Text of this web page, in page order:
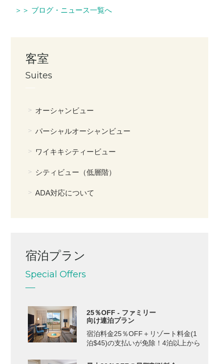
＞＞ ブログ・ニュース一覧へ
客室
Suites
オーシャンビュー
パーシャルオーシャンビュー
ワイキキシティービュー
シティビュー（低層階）
ADA対応について
宿泊プラン
Special Offers
25％OFF - ファミリー
向け連泊プラン
宿泊料金25％OFF＋リゾート料金(1
泊$45)の支払いが免除！4泊以上から